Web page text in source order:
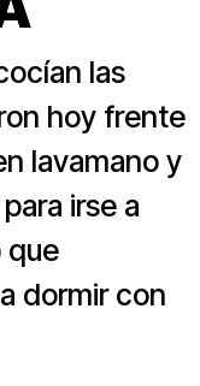
las
hoy frente
lavamano y
irse a
que
con